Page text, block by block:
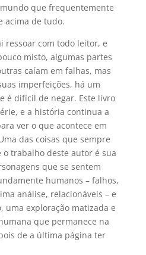
que frequentemente
acima de tudo.
ressoar com todo leitor, e
misto, algumas partes
caíam em falhas, mas
imperfeições, há um
é difícil de negar. Este livro
e a história continua a
ver o que acontece em
das coisas que sempre
trabalho deste autor é sua
que se sentem
humanos – falhos,
análise, relacionáveis – e
uma exploração matizada e
que permanece na
de a última página ter